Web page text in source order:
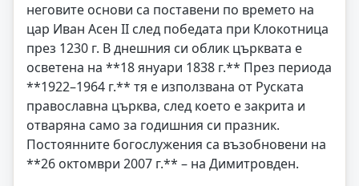
неговите основи са поставени по времето на
цар Иван Асен II след победата при Клокотница
през 1230 г. В днешния си облик църквата е
осветена на **18 януари 1838 г.** През периода
**1922–1964 г.** тя е използвана от Руската
православна църква, след което е закрита и
отваряна само за годишния си празник.
Постоянните богослужения са възобновени на
**26 октомври 2007 г.** – на Димитровден.